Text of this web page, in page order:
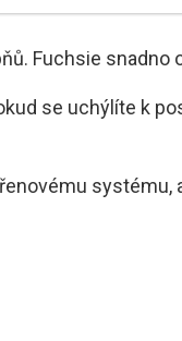
Fuchsie snadno
se uchýlíte k
systému,